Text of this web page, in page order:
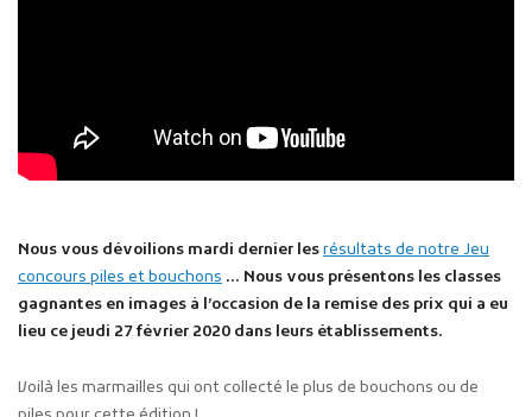
Nous vous dévoilions mardi dernier lesrésultats de notre Jeu
concours piles et bouchons … Nous vous présentons les classes
gagnantes en images à l’occasion de la remise des prix qui a eu
lieu ce jeudi 27 février 2020 dans leurs établissements.
Voilà les marmailles qui ont collecté le plus de bouchons ou de